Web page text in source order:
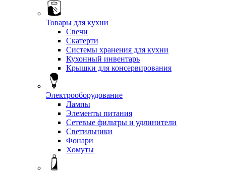
Товары для кухни
Свечи
Скатерти
Системы хранения для кухни
Кухонный инвентарь
Крышки для консервирования
Электрооборудование
Лампы
Элементы питания
Сетевые фильтры и удлинители
Светильники
Фонари
Хомуты